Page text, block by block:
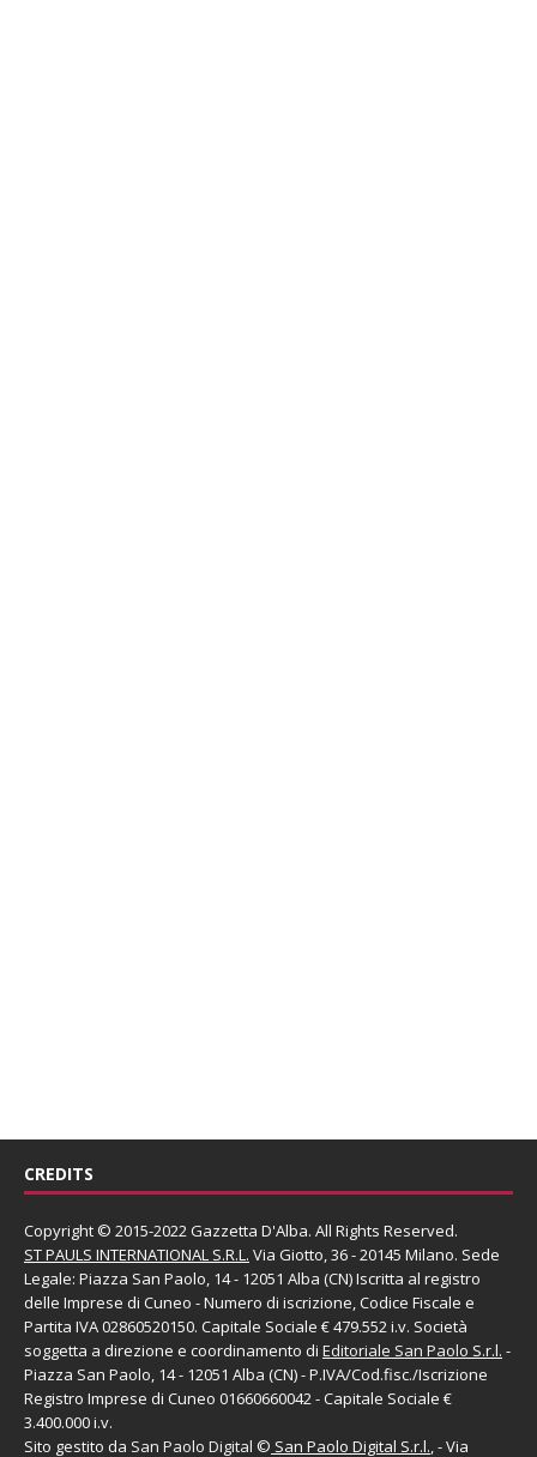
CREDITS
Copyright © 2015-2022 Gazzetta D'Alba. All Rights Reserved.
ST PAULS INTERNATIONAL S.R.L. Via Giotto, 36 - 20145 Milano. Sede
Legale: Piazza San Paolo, 14 - 12051 Alba (CN) Iscritta al registro
delle Imprese di Cuneo - Numero di iscrizione, Codice Fiscale e
Partita IVA 02860520150. Capitale Sociale € 479.552 i.v. Società
soggetta a direzione e coordinamento di Editoriale San Paolo S.r.l. -
Piazza San Paolo, 14 - 12051 Alba (CN) - P.IVA/Cod.fisc./Iscrizione
Registro Imprese di Cuneo 01660660042 - Capitale Sociale €
3.400.000 i.v.
Sito gestito da San Paolo Digital © San Paolo Digital S.r.l., - Via